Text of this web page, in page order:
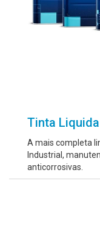
Tinta Liquida
A mais completa
Industrial,
anticorrosivas.